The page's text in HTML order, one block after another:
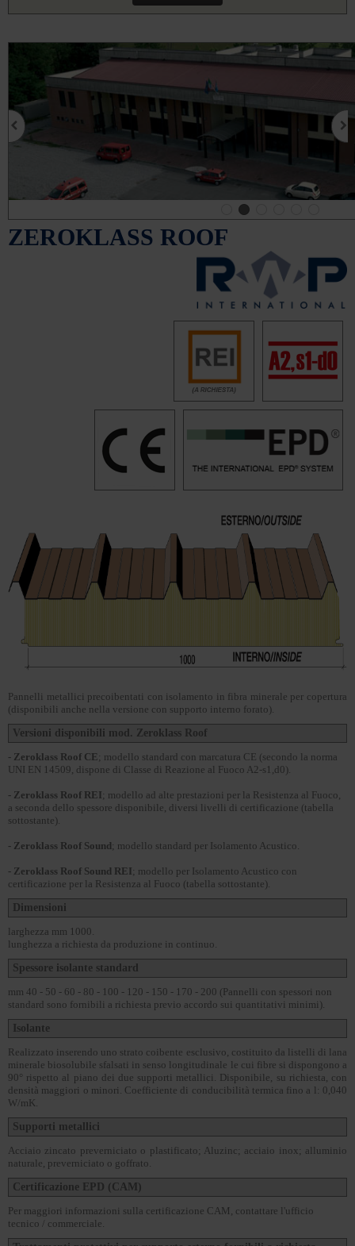
ZEROKLASS ROOF
Pannelli metallici precoibentati con isolamento in fibra minerale per copertura
(disponibili anche nella versione con supporto interno forato).
Versioni disponibili mod. Zeroklass Roof
- Zeroklass Roof CE; modello standard con marcatura CE (secondo la norma
UNI EN 14509, dispone di Classe di Reazione al Fuoco A2-s1,d0).
- Zeroklass Roof REI; modello ad alte prestazioni per la Resistenza al Fuoco,
a seconda dello spessore disponibile, diversi livelli di certificazione (tabella
sottostante).
- Zeroklass Roof Sound; modello standard per Isolamento Acustico.
- Zeroklass Roof Sound REI; modello per Isolamento Acustico con
certificazione per la Resistenza al Fuoco (tabella sottostante).
Dimensioni
larghezza mm 1000.
lunghezza a richiesta da produzione in continuo.
Spessore isolante standard
mm 40 - 50 - 60 - 80 - 100 - 120 - 150 - 170 - 200 (Pannelli con spessori non
standard sono fornibili a richiesta previo accordo sui quantitativi minimi).
Isolante
Realizzato inserendo uno strato coibente esclusivo, costituito da listelli di lana
minerale biosolubile sfalsati in senso longitudinale le cui fibre si dispongono a
90° rispetto al piano dei due supporti metallici. Disponibile, su richiesta, con
densità maggiori o minori. Coefficiente di conducibilità termica fino a l: 0,040
W/mK.
Supporti metallici
Acciaio zincato preverniciato o plastificato; Aluzinc; acciaio inox; alluminio
naturale, preverniciato o goffrato.
Certificazione EPD (CAM)
Per maggiori informazioni sulla certificazione CAM, contattare l'ufficio
tecnico / commerciale.